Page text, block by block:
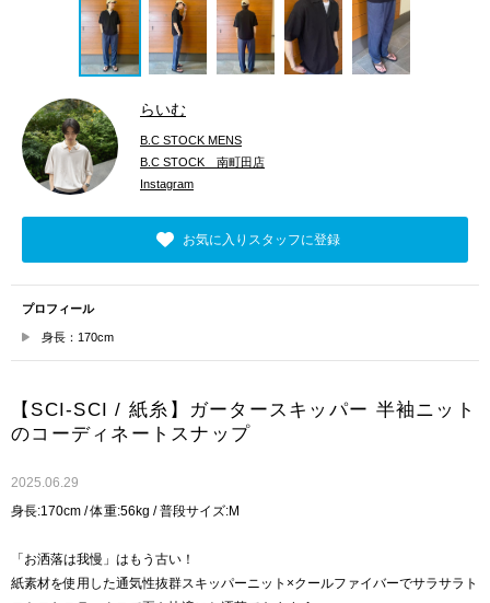
らいむ
B.C STOCK MENS
B.C STOCK 南町田店
Instagram
お気に入りスタッフに登録
プロフィール
身長：170cm
【SCI-SCI / 紙糸】ガータースキッパー 半袖ニット
のコーディネートスナップ
2025.06.29
身長:170cm / 体重:56kg / 普段サイズ:M
「お洒落は我慢」はもう古い！
紙素材を使用した通気性抜群スキッパーニット×クールファイバーでサラサラト